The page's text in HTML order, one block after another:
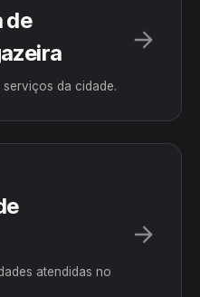
de
da cidade.
atendidas no